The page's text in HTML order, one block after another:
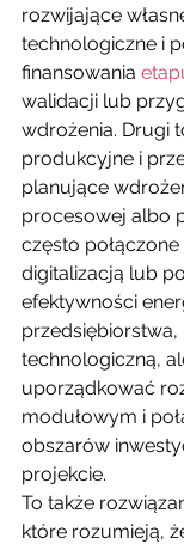
rozwijające
technologiczne i
finansowania
walidacji lub
wdrożenia. Drugi
produkcyjne i
planujące
procesowej albo
często
digitalizacją lub
efektywności
technologiczną,
uporządkować
modułowym i
obszarów
projekcie.
To także
które rozumieją,